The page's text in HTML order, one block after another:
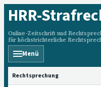
HRR-
Online-Zeitschrift und
für höchstrichterliche
Menü
HRRS durchsuchen